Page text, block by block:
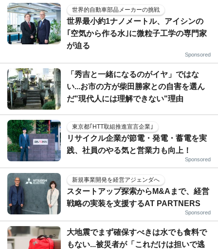
世界的自動車部品メーカーの挑戦
世界最小約1ナノメートル、アイシンの
｢空気から作る水｣に微粒子工学の専門家
が迫る
Sponsored
「秀吉と一緒になるのがイヤ」ではな
い...お市の方が柴田勝家との自害を選ん
だ"現代人には理解できない"理由
東京都｢HTT取組推進宣言企業｣
リサイクル企業が節電・発電・蓄電を実
践、社員のやる気と営業力も向上！
Sponsored
新規事業開発を経営アジェンダへ
スタートアップ探索からM&Aまで、経営
戦略の実装を支援するAT PARTNERS
Sponsored
大地震でまず確保すべきは水でも食料で
もない...被災者が「これだけは担いで逃